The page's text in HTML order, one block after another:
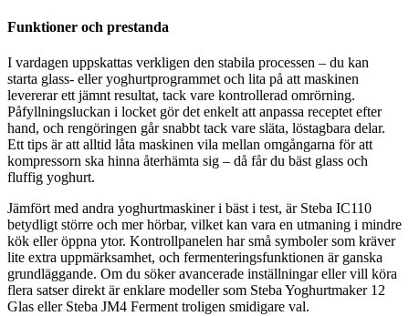
Funktioner och prestanda
I vardagen uppskattas verkligen den stabila processen – du kan
starta glass- eller yoghurtprogrammet och lita på att maskinen
levererar ett jämnt resultat, tack vare kontrollerad omrörning.
Påfyllningsluckan i locket gör det enkelt att anpassa receptet efter
hand, och rengöringen går snabbt tack vare släta, löstagbara delar.
Ett tips är att alltid låta maskinen vila mellan omgångarna för att
kompressorn ska hinna återhämta sig – då får du bäst glass och
fluffig yoghurt.
Jämfört med andra yoghurtmaskiner i bäst i test, är Steba IC110
betydligt större och mer hörbar, vilket kan vara en utmaning i mindre
kök eller öppna ytor. Kontrollpanelen har små symboler som kräver
lite extra uppmärksamhet, och fermenteringsfunktionen är ganska
grundläggande. Om du söker avancerade inställningar eller vill köra
flera satser direkt är enklare modeller som Steba Yoghurtmaker 12
Glas eller Steba JM4 Ferment troligen smidigare val.